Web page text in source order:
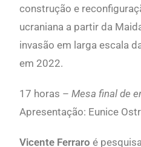
construção e
ucraniana a partir da
invasão em larga escala
em 2022.
17 horas –Mesa final de
Apresentação: Eunice
Vicente Ferraro é